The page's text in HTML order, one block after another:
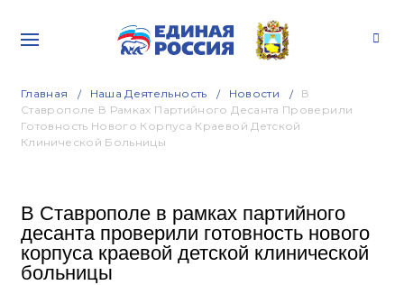
Главная Наша Деятельность Новости
В
Ставрополе В Рамках Партийного Десанта Проверили
Готовность Нового Корпуса Краевой Детской
Клинической Больницы
В Ставрополе в рамках партийного
десанта проверили готовность нового
корпуса краевой детской клинической
больницы